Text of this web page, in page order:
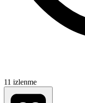
11 izlenme